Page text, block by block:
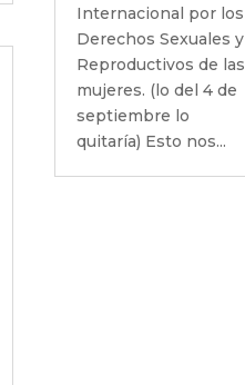
Internacional por los
Derechos Sexuales y
Reproductivos de las
mujeres. (lo del 4 de
septiembre lo
quitaría) Esto nos...